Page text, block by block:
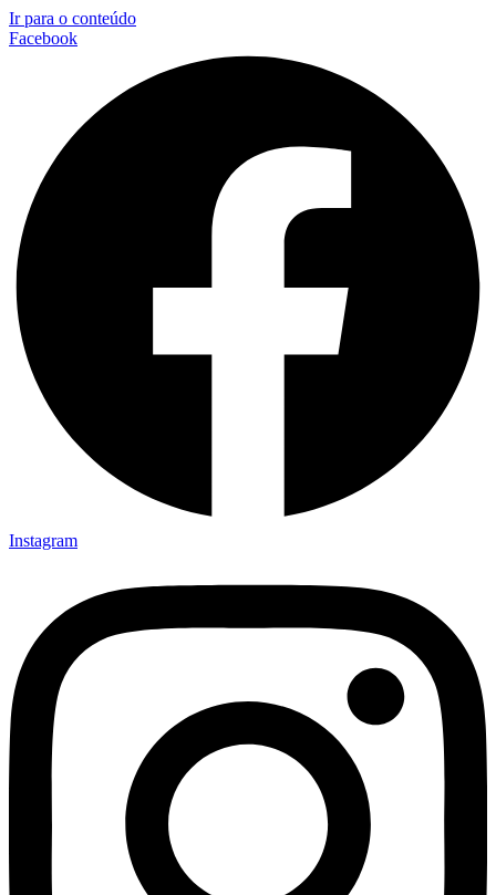
Ir para o conteúdo
Facebook
Instagram